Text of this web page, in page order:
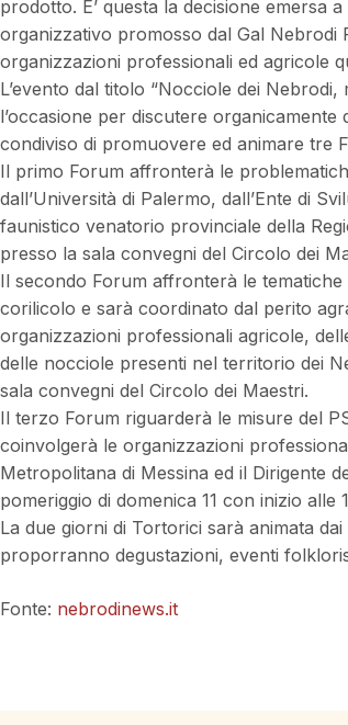
prodotto. E’ questa la decisione emersa
organizzativo promosso dal Gal Nebrodi
organizzazioni professionali ed agricole
L’evento dal titolo “Nocciole dei
l’occasione per discutere
condiviso di promuovere ed animare tre
Il primo Forum affronterà le
dall’Università di Palermo, dall’Ente di
faunistico venatorio provinciale della
presso la sala convegni del Circolo dei
Il secondo Forum affronterà le
corilicolo e sarà coordinato dal perito
organizzazioni professionali agricole,
delle nocciole presenti nel territorio dei
sala convegni del Circolo dei Maestri.
Il terzo Forum riguarderà le misure del
coinvolgerà le organizzazioni
Metropolitana di Messina ed il Dirigente
pomeriggio di domenica 11 con inizio
La due giorni di Tortorici sarà animata
proporranno degustazioni, eventi
Fonte: nebrodinews.it